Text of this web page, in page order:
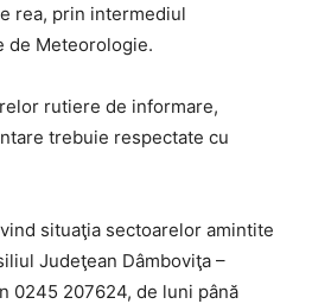
rea, prin intermediul
de Meteorologie.
rutiere de informare,
trebuie respectate cu
situaţia sectoarelor amintite
Judeţean Dâmboviţa –
0245 207624, de luni până